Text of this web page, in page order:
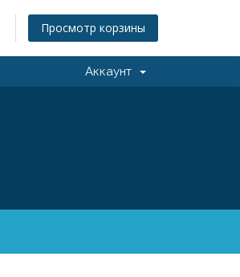
Просмотр корзины
Аккаунт